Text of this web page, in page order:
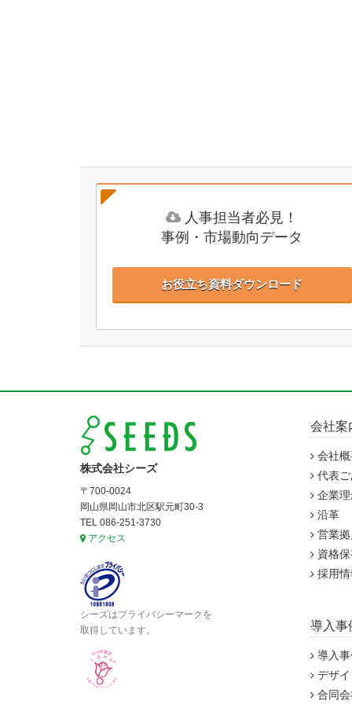
人事担当者必見！
事例・市場動向データ
お役立ち資料ダウンロード
株式会社シーズ
〒700-0024
岡山県岡山市北区駅元町30-3
TEL 086-251-3730
アクセス
シーズはプライバシーマークを
取得しています。
会社案
会社概
代表ご
企業理
沿革
営業拠
資格保
採用情
導入事
導入事
デザイ
合同会